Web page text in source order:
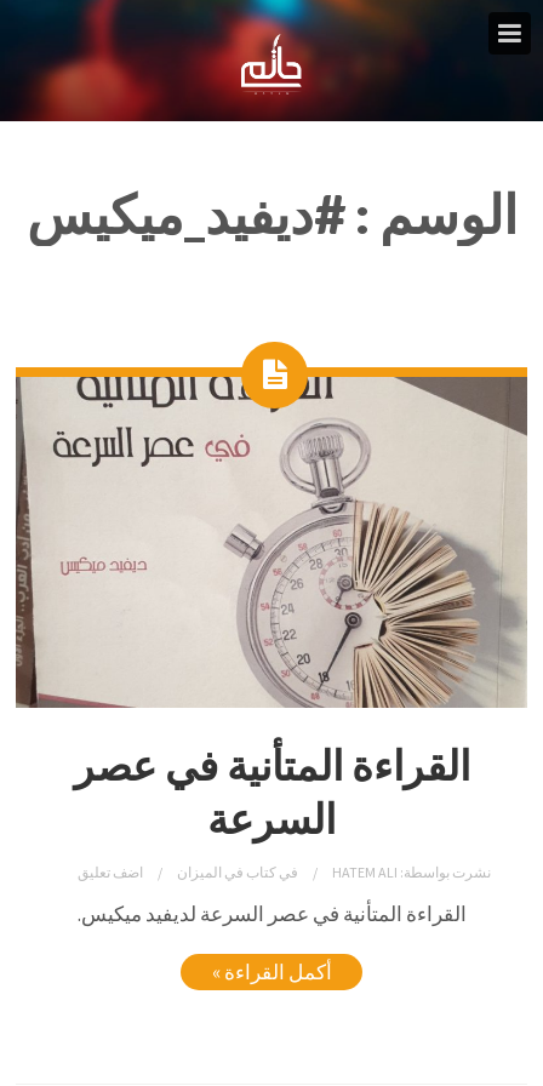
الوسم :#ديفيد_ميكيس
القراءة المتأنية في عصر
السرعة
نشرت بواسطة: HATEM ALI فيكتاب في الميزان اضف تعليق
القراءة المتأنية في عصر السرعة لديفيد ميكيس.
أكمل القراءة »